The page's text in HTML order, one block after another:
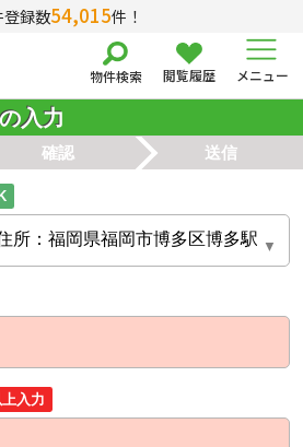
登録数54,015件！
物件検索 閲覧履歴 メニュー
入力
確認 送信
入力